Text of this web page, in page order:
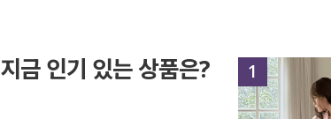
지금 인기 있는 상품은?